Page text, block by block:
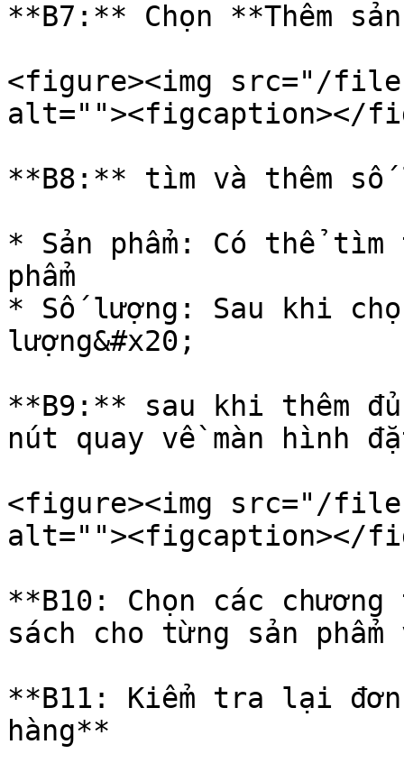
**B7:** Chọn **Thêm
<figure><img src="/files/
alt=""><figcaption></
**B8:** tìm và thêm số
* Sản phẩm: Có thể tìm
phẩm
* Số lượng: Sau khi
lượng&#x20;
**B9:** sau khi thêm
nút quay về màn hình
<figure><img src="/files/
alt=""><figcaption></
**B10: Chọn các
sách cho từng sản
**B11: Kiểm tra lại
hàng**